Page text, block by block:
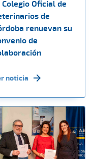
Oficial de
de
renuevan su
de
noticia